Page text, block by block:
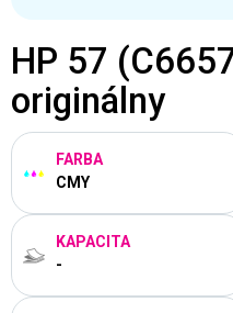
HP 57
originálny
FARBA
CMY
KAPACITA
-